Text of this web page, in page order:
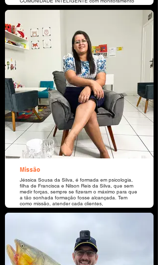
colaborativo. Parabéns Sorriso. Nosso
cada ação e projeto.
Missão
Jéssica Sousa da Silva, é formada em psicologia,
filha de Francisca e Nilson Reis da Silva, que sem
medir forças, sempre se fizeram o máximo para que
a tão sonhada formação fosse alcançada. Tem
como missão, atender cada clientes,
proporcionando-os uma qualidade de vida
naquilo que estiver ao meu alcance, sempre
trazendo a memória como princípios morais, os
ensinamentos bíblicos que diz que aquele que
pode fazer o bem e não faz comete pecado. Tiago
4:17.